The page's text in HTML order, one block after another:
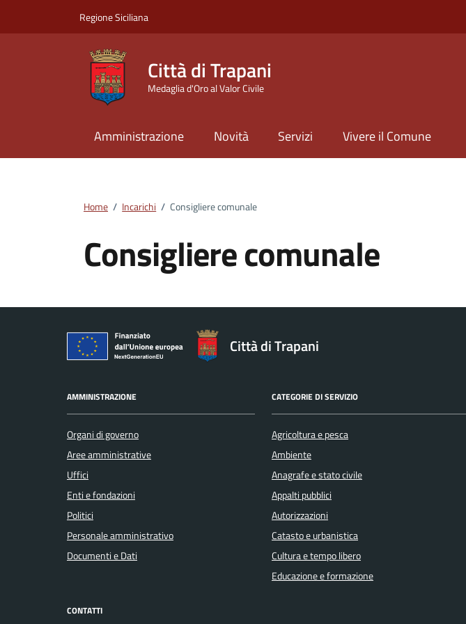
Regione Siciliana
Città di Trapani
Medaglia d'Oro al Valor Civile
Amministrazione Novità Servizi Vivere il Comune
Home / Incarichi / Consigliere comunale
Consigliere comunale
Città di Trapani
AMMINISTRAZIONE
Organi di governo
Aree amministrative
Uffici
Enti e fondazioni
Politici
Personale amministrativo
Documenti e Dati
CATEGORIE DI SERVIZIO
Agricoltura e pesca
Ambiente
Anagrafe e stato civile
Appalti pubblici
Autorizzazioni
Catasto e urbanistica
Cultura e tempo libero
Educazione e formazione
CONTATTI